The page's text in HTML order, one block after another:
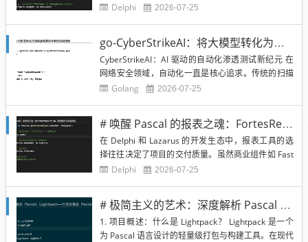
p、.png 或 .res 文件。当你需要支持多种分辨率（Hi
要么在缩放时出...
Delphi 2026-07-25
go-CyberStrikeAI：将大模型转化为顶级渗透测试专家的实战指南
CyberStrikeAI：AI 驱动的自动化渗透测试新纪元 在
网络安全领域，自动化一直是核心追求。传统的扫描
器（如 Nessus, OpenVAS）虽然高效，但缺乏“逻辑
成先进的大语言模型（...
Golang 2026-07-25
# 唤醒 Pascal 的报表之魂：FortesReport-CE 深度解析与实战指南
在 Delphi 和 Lazarus 的开发生态中，报表工具的选
择往往决定了项目的交付质量。虽然商业组件如 Fast
Report 或 ReportBuilder 功能强大，但对于追求开
t...
Delphi 2026-07-25
# 极简主义的艺术：深度解析 Pascal Lightpack——打造轻量级 Pascal 编译工具链的利器
1. 项目概述：什么是 Lightpack？ Lightpack 是一个
为 Pascal 语言设计的轻量级打包与构建工具。在现代